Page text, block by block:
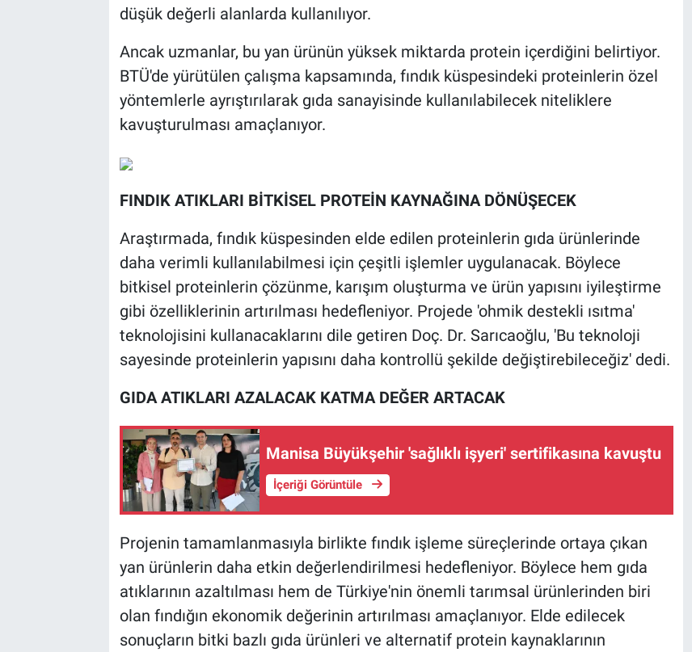
düşük değerli alanlarda kullanılıyor.
Ancak uzmanlar, bu yan ürünün yüksek miktarda protein içerdiğini belirtiyor.
BTÜ'de yürütülen çalışma kapsamında, fındık küspesindeki proteinlerin özel
yöntemlerle ayrıştırılarak gıda sanayisinde kullanılabilecek niteliklere
kavuşturulması amaçlanıyor.
FINDIK ATIKLARI BİTKİSEL PROTEİN KAYNAĞINA DÖNÜŞECEK
Araştırmada, fındık küspesinden elde edilen proteinlerin gıda ürünlerinde
daha verimli kullanılabilmesi için çeşitli işlemler uygulanacak. Böylece
bitkisel proteinlerin çözünme, karışım oluşturma ve ürün yapısını iyileştirme
gibi özelliklerinin artırılması hedefleniyor. Projede 'ohmik destekli ısıtma'
teknolojisini kullanacaklarını dile getiren Doç. Dr. Sarıcaoğlu, 'Bu teknoloji
sayesinde proteinlerin yapısını daha kontrollü şekilde değiştirebileceğiz' dedi.
GIDA ATIKLARI AZALACAK KATMA DEĞER ARTACAK
Manisa Büyükşehir 'sağlıklı işyeri' sertifikasına kavuştu
İçeriği Görüntüle
Projenin tamamlanmasıyla birlikte fındık işleme süreçlerinde ortaya çıkan
yan ürünlerin daha etkin değerlendirilmesi hedefleniyor. Böylece hem gıda
atıklarının azaltılması hem de Türkiye'nin önemli tarımsal ürünlerinden biri
olan fındığın ekonomik değerinin artırılması amaçlanıyor. Elde edilecek
sonuçların bitki bazlı gıda ürünleri ve alternatif protein kaynaklarının